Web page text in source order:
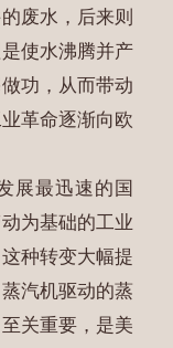
废水，后来则
使水沸腾并产
功，从而带动
革命逐渐向欧
展最迅速的国
为基础的工业
种转变大幅提
汽机驱动的蒸
关重要，是美